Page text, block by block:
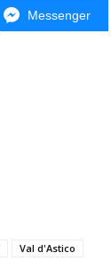
Messenger
Val d'Astico